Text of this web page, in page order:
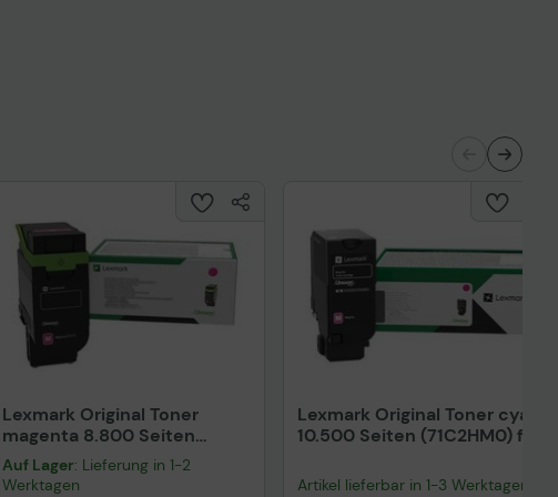
Lexmark Original Toner
magenta 8.800 Seiten
(75M2HM0) für CX532adwe
Auf Lager: Lieferung in 1-2
Werktagen
Lexmark Original Toner cyan
10.500 Seiten (71C2HM0) für
CX730de, CX735adse
Artikel lieferbar in 1-3 Werktagen.